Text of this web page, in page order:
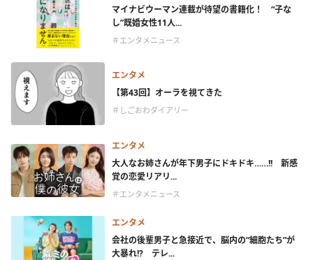
マイナビウーマン連載が待望の書籍化！ “子な
し”既婚女性11人...
＃エンタメニュース
エンタメ
【第43回】オーラを視てきた
＃しごおわダイアリー
エンタメ
大人なお姉さんが年下男子にドキドキ……!! 新感
覚の恋愛リアリ...
＃エンタメニュース
エンタメ
会社の後輩男子と急接近で、脳内の“細胞たち”が
大暴れ!? テレ...